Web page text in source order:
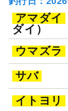
アマダイ
ダイ）
ウマズラ
サバ
イトヨリ